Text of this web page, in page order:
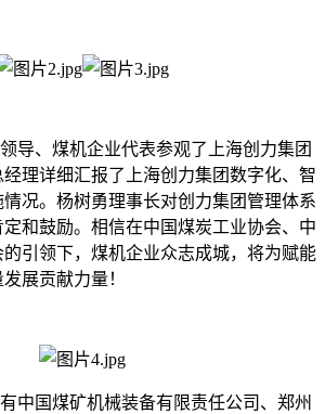
、煤机企业代表参观了上海创力集团
理详细汇报了上海创力集团数字化、智
况。杨树勇理事长对创力集团管理体系
和鼓励。相信在中国煤炭工业协会、中
的引领下，煤机企业众志成城，将为赋能
展贡献力量！
国煤矿机械装备有限责任公司、郑州